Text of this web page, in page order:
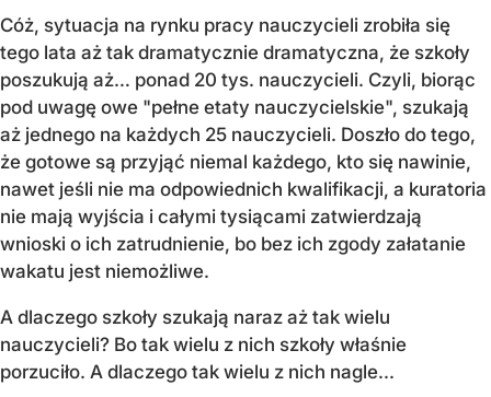
Cóż, sytuacja na rynku pracy nauczycieli zrobiła się
tego lata aż tak dramatycznie dramatyczna, że szkoły
poszukują aż… ponad 20 tys. nauczycieli. Czyli, biorąc
pod uwagę owe "pełne etaty nauczycielskie", szukają
aż jednego na każdych 25 nauczycieli. Doszło do tego,
że gotowe są przyjąć niemal każdego, kto się nawinie,
nawet jeśli nie ma odpowiednich kwalifikacji, a kuratoria
nie mają wyjścia i całymi tysiącami zatwierdzają
wnioski o ich zatrudnienie, bo bez ich zgody załatanie
wakatu jest niemożliwe.
A dlaczego szkoły szukają naraz aż tak wielu
nauczycieli? Bo tak wielu z nich szkoły właśnie
porzuciło. A dlaczego tak wielu z nich nagle...